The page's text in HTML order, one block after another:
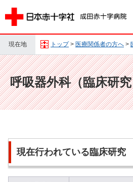
現在地 トップ> 医療関係者の方へ >
呼吸器外科（臨床研
現在行われている臨床研究